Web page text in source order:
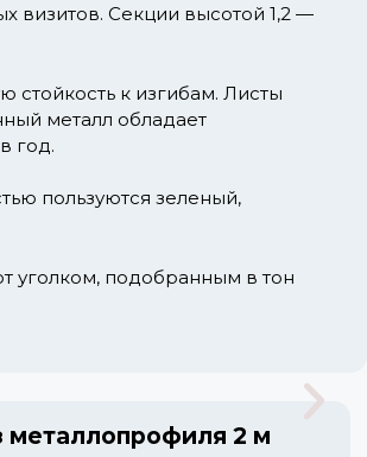
визитов. Секции высотой 1,2 —
стойкость к изгибам. Листы
металл обладает
год.
пользуются зеленый,
уголком, подобранным в тон
металлопрофиля 2 м